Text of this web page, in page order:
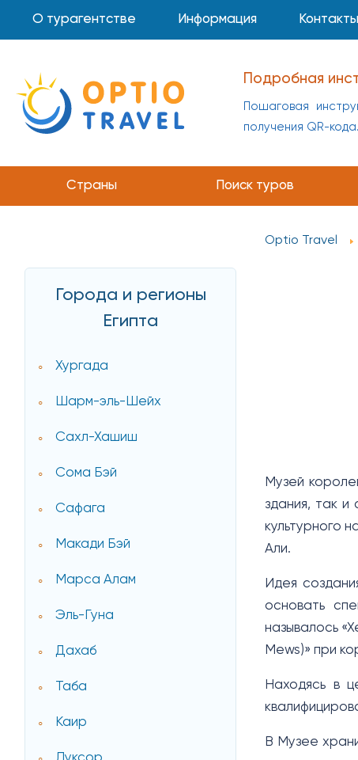
О турагентстве Информация Контакты
Подробная
Пошаговая
получения QR-
Страны Поиск туров
Города и регионы
Египта
Хургада
Шарм-эль-Шейх
Сахл-Хашиш
Сома Бэй
Сафага
Макади Бэй
Марса Алам
Эль-Гуна
Дахаб
Таба
Каир
Optio Travel
Музей
здания, так и
культурного
Али.
Идея
основать
называлось
Mews)» при
Находясь в
В Музее